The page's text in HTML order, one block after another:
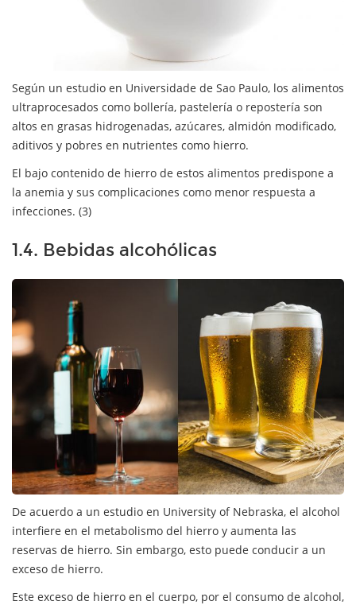
Según un estudio en Universidade de Sao Paulo, los alimentos
ultraprocesados como bollería, pastelería o repostería son
altos en grasas hidrogenadas, azúcares, almidón modificado,
aditivos y pobres en nutrientes como hierro.
El bajo contenido de hierro de estos alimentos predispone a
la anemia y sus complicaciones como menor respuesta a
infecciones. (3)
1.4. Bebidas alcohólicas
De acuerdo a un estudio en University of Nebraska, el alcohol
interfiere en el metabolismo del hierro y aumenta las
reservas de hierro. Sin embargo, esto puede conducir a un
exceso de hierro.
Este exceso de hierro en el cuerpo, por el consumo de alcohol,